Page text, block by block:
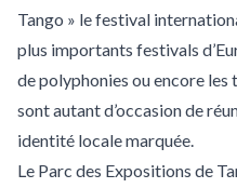
Tango » le festival
plus importants festivals
de polyphonies ou encore
sont autant d’occasion de
identité locale marquée.
Le Parc des Expositions de